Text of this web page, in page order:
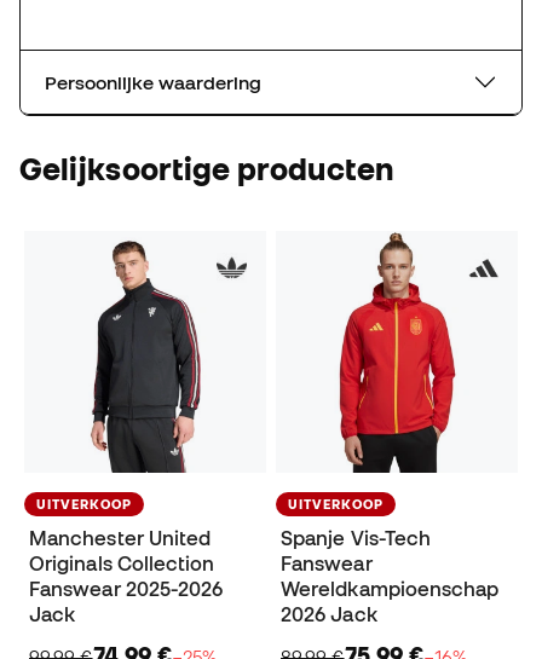
Persoonlijke waardering
Gelijksoortige producten
UITVERKOOP
Manchester United
Originals Collection
Fanswear 2025-2026
Jack
UITVERKOOP
Spanje Vis-Tech
Fanswear
Wereldkampioenschap
2026 Jack